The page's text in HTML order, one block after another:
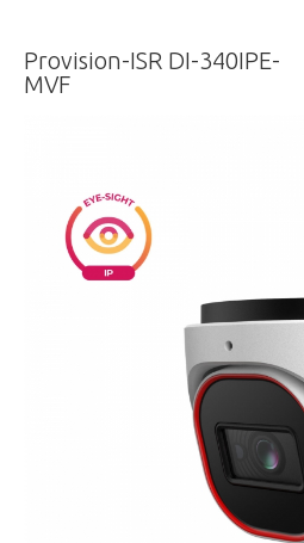
Provision-ISR DI-340IPE-
MVF